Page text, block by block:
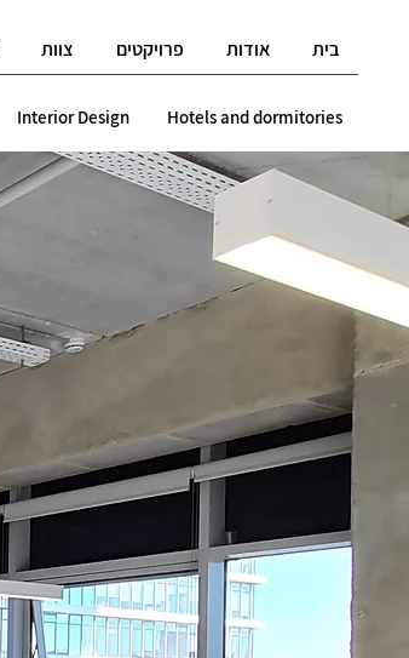
בית אודות פרויקטים צוות
Interior Design Hotels and dormitories